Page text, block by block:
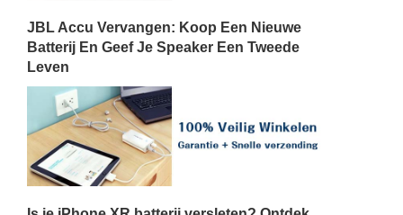
JBL Accu Vervangen: Koop Een Nieuwe
Batterij En Geef Je Speaker Een Tweede
Leven